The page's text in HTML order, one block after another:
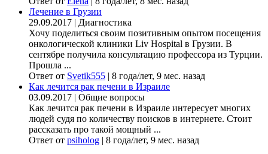
Лечение в Грузии
29.09.2017 | Диагностика
Хочу поделиться своим позитивным опытом посещения
онкологической клиники Liv Hospital в Грузии. В
сентябре получила консультацию профессора из Турции.
Прошла ...
Ответ от Svetik555 | 8 года/лет, 9 мес. назад
Как лечится рак печени в Израиле
03.09.2017 | Общие вопросы
Как лечится рак печени в Израиле интересует многих
людей судя по количеству поисков в интернете. Стоит
рассказать про такой мощный ...
Ответ от psiholog | 8 года/лет, 9 мес. назад